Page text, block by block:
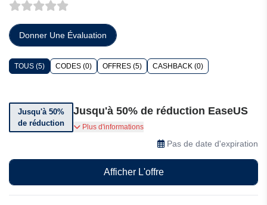
Donner Une Évaluation
TOUS (5) CODES (0) OFFRES (5) CASHBACK (0)
Jusqu'à 50%
de réduction
Jusqu'à 50% de réduction EaseUS
Bénéficiez d'une réduction allant jusqu'à 50%
sur l'offre de mise à niveau vers Windows 11
d'EaseUS. Offre à durée limitée.
Plus d'informations
Pas de date d'expiration
Afficher L'offre